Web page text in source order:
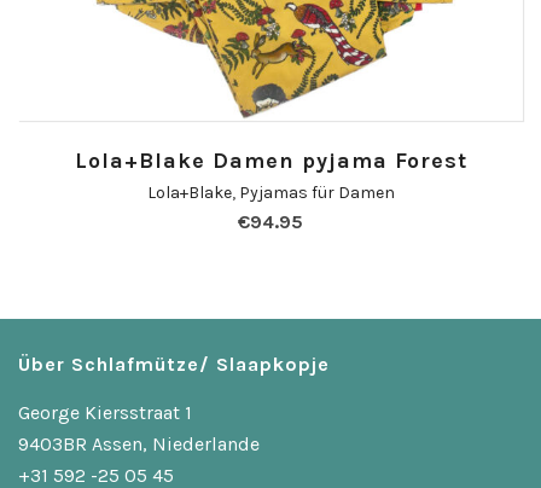
Lola+Blake Damen pyjama Forest
Lola+Blake, Pyjamas für Damen
€94.95
Über Schlafmütze/ Slaapkopje
George Kiersstraat 1
9403BR Assen, Niederlande
+31 592 -25 05 45